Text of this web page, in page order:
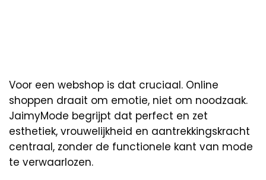
Voor een webshop is dat cruciaal. Online
shoppen draait om emotie, niet om noodzaak.
JaimyMode begrijpt dat perfect en zet
esthetiek, vrouwelijkheid en aantrekkingskracht
centraal, zonder de functionele kant van mode
te verwaarlozen.